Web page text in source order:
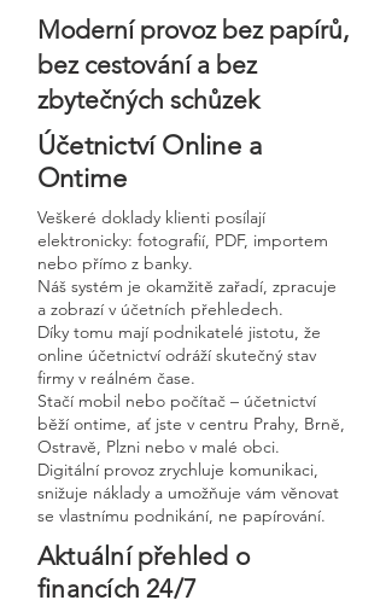
Moderní provoz bez papírů,
bez cestování a bez
zbytečných schůzek
Účetnictví Online a
Ontime
Veškeré doklady klienti posílají
elektronicky: fotografií, PDF, importem
nebo přímo z banky.
Náš systém je okamžitě zařadí, zpracuje
a zobrazí v účetních přehledech.
Díky tomu mají podnikatelé jistotu, že
online účetnictví odráží skutečný stav
firmy v reálném čase.
Stačí mobil nebo počítač – účetnictví
běží ontime, ať jste v centru Prahy, Brně,
Ostravě, Plzni nebo v malé obci.
Digitální provoz zrychluje komunikaci,
snižuje náklady a umožňuje vám věnovat
se vlastnímu podnikání, ne papírování.
Aktuální přehled o
financích 24/7